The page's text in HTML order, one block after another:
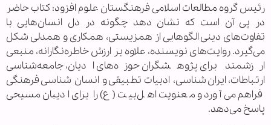
رئیس گروه مطالعات اسلامی فرهنگستان علوم افزود: کتاب حاضر
در پی آن است که نشان دهد چگونه در دل انسان‌هایی با
تفاوت‌های دینی الگوهایی از همزیستی، همکاری و همدلی شکل
می‌گیرد. روایت‌های نویسنده، علاوه بر ارزش خاطره‌نگارانه، منبعی
ارزشمند برای پژوهشگران حوزه‌های ادیان، جامعه‌شناسی
ارتباطات، ایران‌شناسی، ادبیات تطبیقی و انسان شناسی فرهنگی
فراهم می‌آورد و معنویت اهل‌بیت (ع) را برای ادیبان مسیحی
پاسخ می‌دهد.